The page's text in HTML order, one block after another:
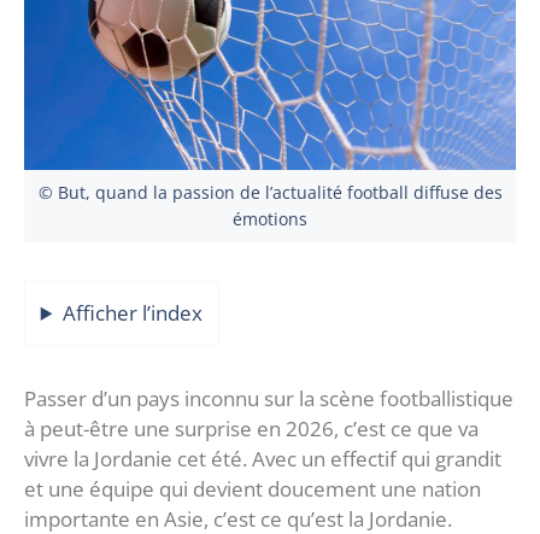
© But, quand la passion de l’actualité football diffuse des
émotions
Afficher l’index
Passer d’un pays inconnu sur la scène footballistique
à peut-être une surprise en 2026, c’est ce que va
vivre la Jordanie cet été. Avec un effectif qui grandit
et une équipe qui devient doucement une nation
importante en Asie, c’est ce qu’est la Jordanie.